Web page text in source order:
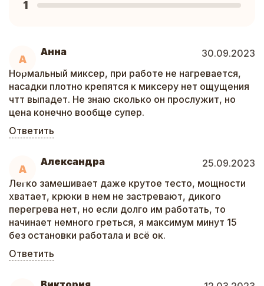
А
Анна
30.09.2023
Нормальный миксер, при работе не нагревается,
насадки плотно крепятся к миксеру нет ощущения
чтт выпадет. Не знаю сколько он прослужит, но
цена конечно вообще супер.
Ответить
А
Александра
25.09.2023
Легко замешивает даже крутое тесто, мощности
хватает, крюки в нем не застревают, дикого
перегрева нет, но если долго им работать, то
начинает немного греться, я максимум минут 15
без остановки работала и всё ок.
Ответить
1